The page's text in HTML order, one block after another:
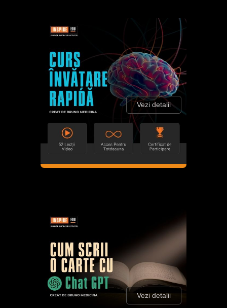
Vezi detalii
Vezi detalii